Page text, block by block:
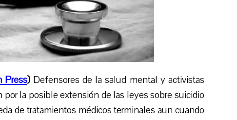
Press)Defensores de la salud mental y activistas
la posible extensión de las leyes sobre suicidio
de tratamientos médicos terminales aun cuando